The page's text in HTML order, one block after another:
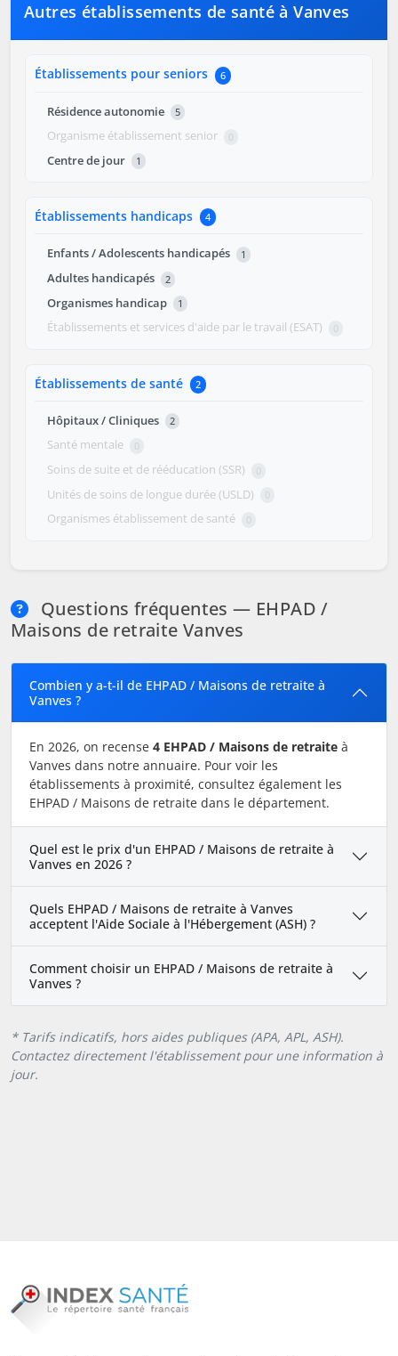
Autres établissements de santé à Vanves
Établissements pour seniors 6
Résidence autonomie 5
Organisme établissement senior 0
Centre de jour 1
Établissements handicaps 4
Enfants / Adolescents handicapés 1
Adultes handicapés 2
Organismes handicap 1
Établissements et services d'aide par le travail (ESAT) 0
Établissements de santé 2
Hôpitaux / Cliniques 2
Santé mentale 0
Soins de suite et de rééducation (SSR) 0
Unités de soins de longue durée (USLD) 0
Organismes établissement de santé 0
Questions fréquentes — EHPAD /
Maisons de retraite Vanves
Combien y a-t-il de EHPAD / Maisons de retraite à
Vanves ?
En 2026, on recense 4 EHPAD / Maisons de retraite à
Vanves dans notre annuaire. Pour voir les
établissements à proximité, consultez également les
EHPAD / Maisons de retraite dans le département.
Quel est le prix d'un EHPAD / Maisons de retraite à
Vanves en 2026 ?
Quels EHPAD / Maisons de retraite à Vanves
acceptent l'Aide Sociale à l'Hébergement (ASH) ?
Comment choisir un EHPAD / Maisons de retraite à
Vanves ?
* Tarifs indicatifs, hors aides publiques (APA, APL, ASH).
Contactez directement l'établissement pour une information à
jour.